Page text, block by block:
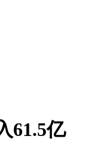
61.5亿